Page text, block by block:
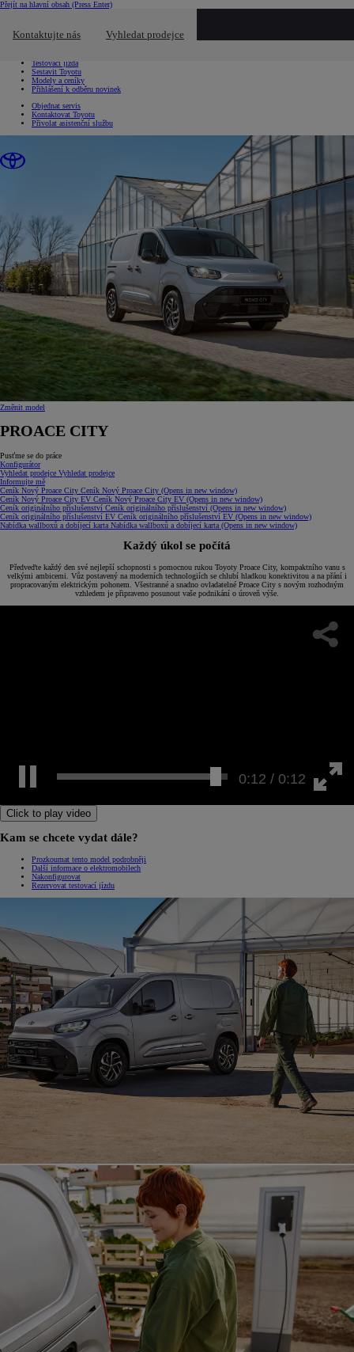
Přejít na hlavní obsah (Press Enter)
Kontaktujte nás Vyhledat prodejce
Chci... Kliknutím zavřete překryvné okno
Testovací jízda
Sestavit Toyotu
Modely a ceníky
Přihlášení k odběru novinek
Objednat servis
Kontaktovat Toyotu
Přivolat asistenční službu
Změnit model
PROACE CITY
Pusťme se do práce
Konfigurátor
Vyhledat prodejce Vyhledat prodejce
Informujte mě
Ceník Nový Proace City Ceník Nový Proace City (Opens in new window)
Ceník Nový Proace City EV Ceník Nový Proace City EV (Opens in new window)
Ceník originálního příslušenství Ceník originálního příslušenství (Opens in new window)
Ceník originálního příslušenství EV Ceník originálního příslušenství EV (Opens in new window)
Nabídka wallboxů a dobíjecí karta Nabídka wallboxů a dobíjecí karta (Opens in new window)
Každý úkol se počítá
Předveďte každý den své nejlepší schopnosti s pomocnou rukou Toyoty Proace City, kompaktního vanu s
velkými ambicemi. Vůz postavený na moderních technologiích se chlubí hladkou konektivitou a na přání i
propracovaným elektrickým pohonem. Všestranné a snadno ovladatelné Proace City s novým rozhodným
vzhledem je připraveno posunout vaše podnikání o úroveň výše.
0:12 / 0:12
Click to play video
Kam se chcete vydat dále?
Prozkoumat tento model podrobněji
Další informace o elektromobilech
Nakonfigurovat
Rezervovat testovací jízdu